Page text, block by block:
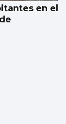
en el